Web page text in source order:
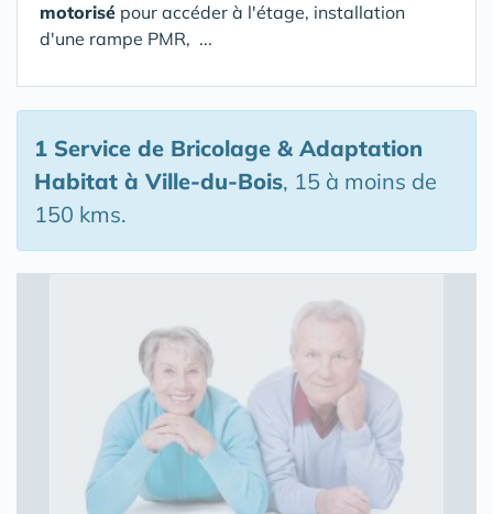
motorisé pour accéder à l'étage, installation
d'une rampe PMR, ...
1 Service de Bricolage & Adaptation
Habitat à Ville-du-Bois, 15 à moins de
150 kms.